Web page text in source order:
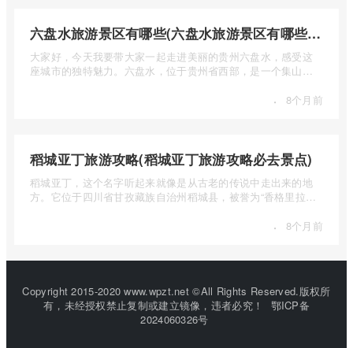
六盘水旅游景区有哪些(六盘水旅游景区有哪些景点值得去)
大家好，今天我要带大家一起走进美丽的贵州六盘水，感受这
座城市的独特魅力。六盘水，位于贵州省西部，是一个集山水
· 8个月前
稻城亚丁旅游攻略(稻城亚丁旅游攻略必去景点)
稻城亚丁，这个名字听起来就像是从古老的传说中走出来的地
方。它位于四川省甘孜藏族自治州稻城县，被誉为“香格里拉的
· 8个月前
Copyright 2015-2020 www.wpzt.net ©All Rights Reserved.版权所
有，未经授权禁止复制或建立镜像，违者必究！
鄂ICP备
2024060326号